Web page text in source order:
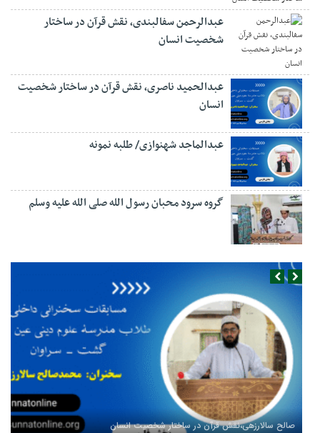
عبدالرحمن سفالبندی، نقش قرآن در ساختار
شخصیت انسان
عبدالحمید ناصری، نقش قرآن در ساختار شخصیت
انسان
عبدالماجد شهنوازی/ طلبه نمونه
گروه سرود محبان رسول الله صلی الله علیه وسلم
صالح سالارزهی،‌نقش قرآن در ساختار شخصیت انسان